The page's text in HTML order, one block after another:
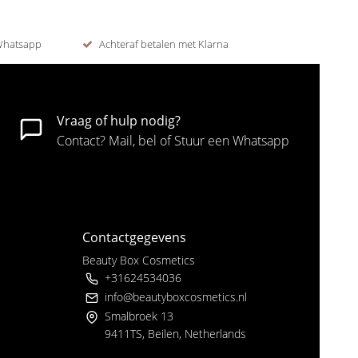
Achteraf betalen met Klarna
Vraag of hulp nodig?
Contact? Mail, bel of Stuur een Whatsapp
Contactgegevens
Beauty Box Cosmetics
+31624534036
info@beautyboxcosmetics.nl
Smalbroek 13
9411TS, Beilen, Netherlands